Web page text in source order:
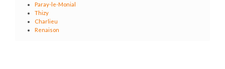
Paray-le-Monial
Thizy
Charlieu
Renaison